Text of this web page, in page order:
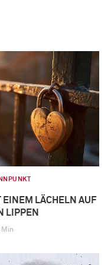
EINEM LÄCHELN AUF
LIPPEN
Min